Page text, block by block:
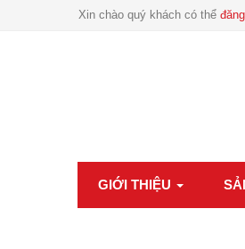
Xin chào quý khách có thể
GIỚI THIỆU